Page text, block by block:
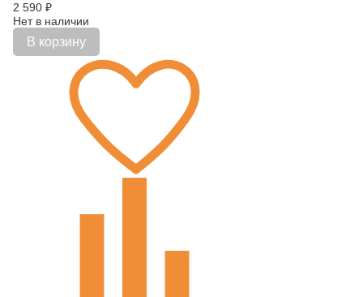
2 590 ₽
Нет в наличии
В корзину